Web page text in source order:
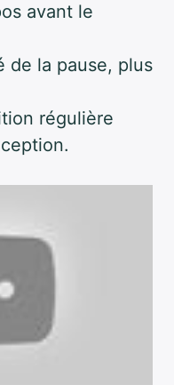
avant le
de la pause, plus
régulière